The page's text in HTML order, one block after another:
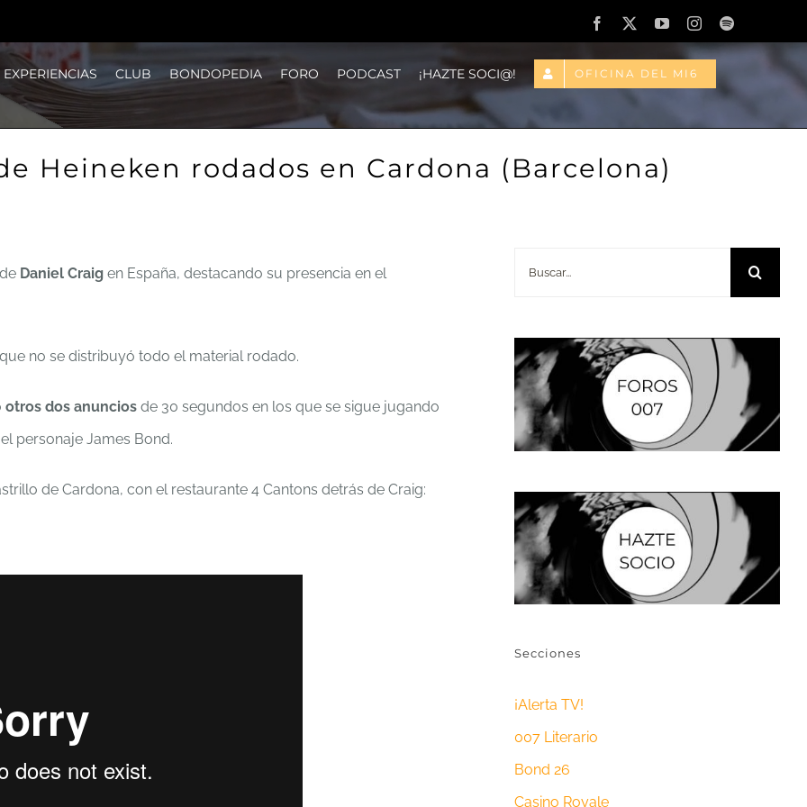
Facebook
X YouTubeInstagramSpotify
EXPERIENCIAS CLUB BONDOPEDIA FORO PODCAST ¡HAZTE SOCI@! OFICINA DEL MI6
Heineken rodados en Cardona (Barcelona)
Daniel Craig en España, destacando su presencia en el
no se distribuyó todo el material rodado.
otros dos anuncios de 30 segundos en los que se sigue jugando
personaje James Bond.
de Cardona, con el restaurante 4 Cantons detrás de Craig:
Secciones
¡Alerta TV!
007 Literario
Bond 26
Casino Royale